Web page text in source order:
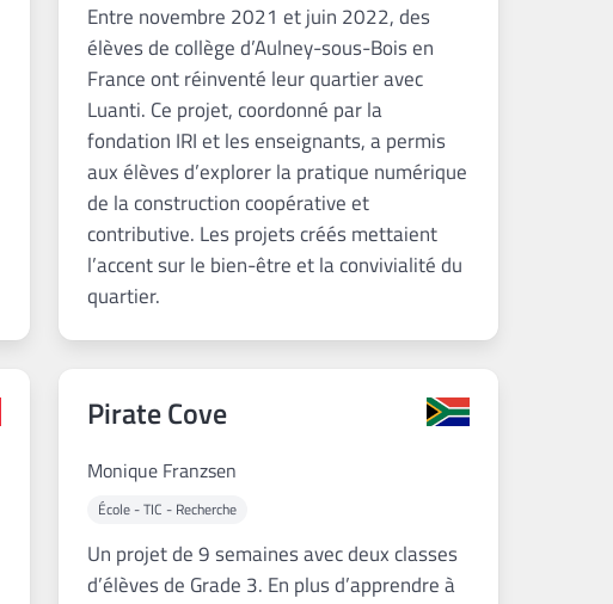
Entre novembre 2021 et juin 2022, des
élèves de collège d’Aulney-sous-Bois en
France ont réinventé leur quartier avec
Luanti. Ce projet, coordonné par la
fondation IRI et les enseignants, a permis
aux élèves d’explorer la pratique numérique
de la construction coopérative et
contributive. Les projets créés mettaient
l’accent sur le bien-être et la convivialité du
quartier.
Pirate Cove
Monique Franzsen
École - TIC - Recherche
Un projet de 9 semaines avec deux classes
d’élèves de Grade 3. En plus d’apprendre à